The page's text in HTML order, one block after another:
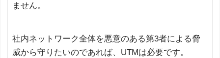
ません。
社内ネットワーク全体を悪意のある第3者による脅
威から守りたいのであれば、UTMは必要です。